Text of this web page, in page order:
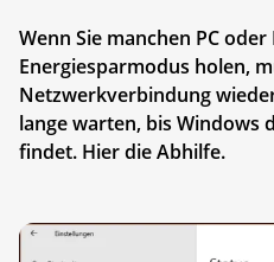
Wenn Sie manchen PC
Energiesparmodus holen,
Netzwerkverbindung
lange warten, bis Windows
findet. Hier die Abhilfe.